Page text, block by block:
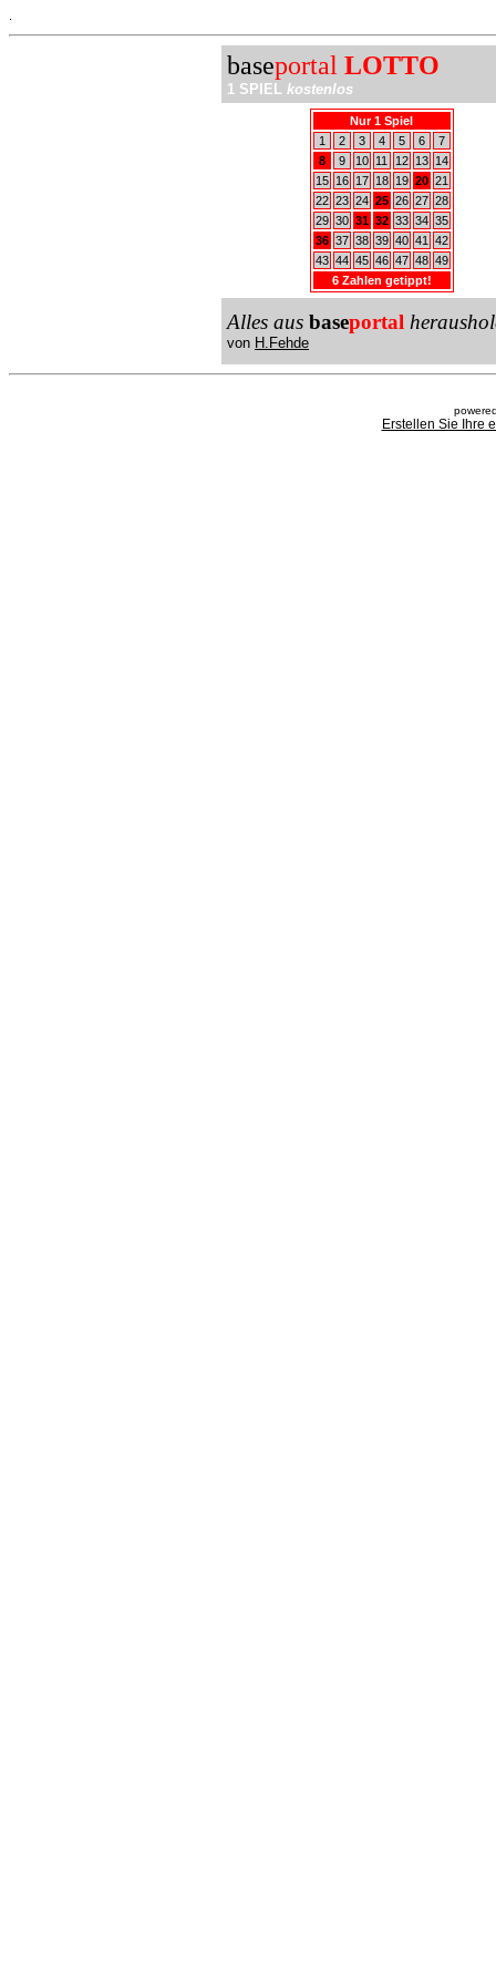
baseportal LOTTO
1 SPIEL kostenlos
Nur 1 Spiel
1
2 3 4 5 6
7
8
9 10 11 12 13
14
15
16 17 18 19 20 21
22 23 24 25 26 27 28
29 30 31 32 33 34 35
36 37 38 39 40 41
42
43 44 45 46 47 48 49
6 Zahlen getippt!
Alles aus baseportal
von H.Fehde
Erstellen Sie Ihre